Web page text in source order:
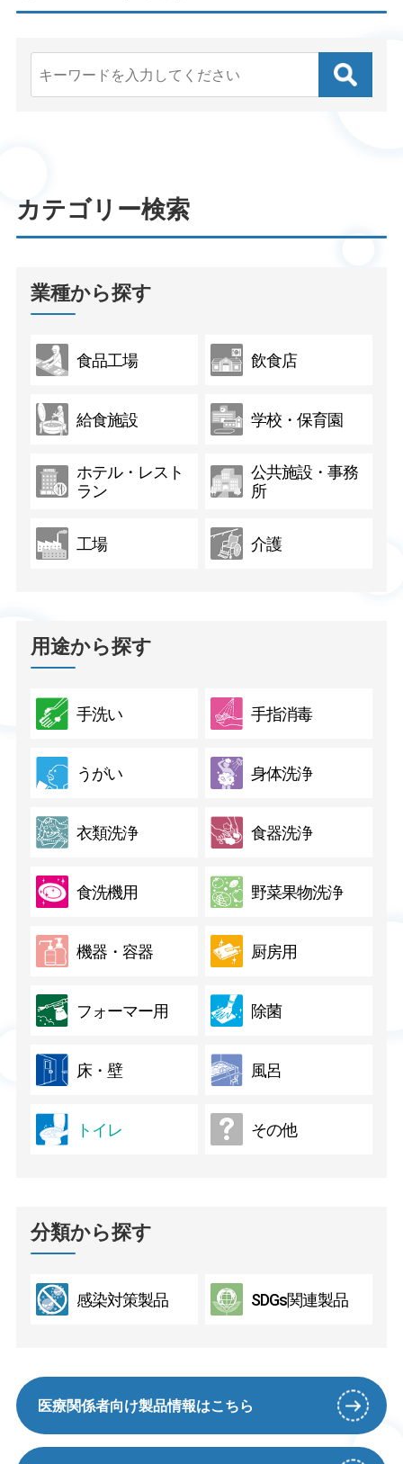
カテゴリー検索
業種から探す
食品工場 飲食店
給食施設 学校・保育園
ホテル・レスト
ラン
公共施設・事務
所
工場 介護
用途から探す
手洗い 手指消毒
うがい 身体洗浄
衣類洗浄 食器洗浄
食洗機用 野菜果物洗浄
機器・容器 厨房用
フォーマー用 除菌
床・壁 風呂
トイレ その他
分類から探す
感染対策製品 SDGs関連製品
医療関係者向け製品情報はこちら